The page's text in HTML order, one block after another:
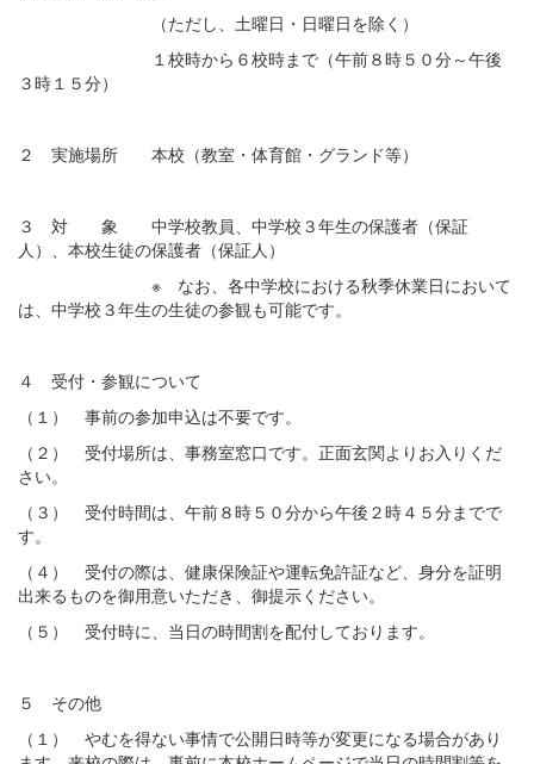
（ただし、土曜日・日曜日を除く）
１校時から６校時まで（午前８時５０分～午後
３時１５分）
２ 実施場所 本校（教室・体育館・グランド等）
３ 対 象 中学校教員、中学校３年生の保護者（保証
人）、本校生徒の保護者（保証人）
※ なお、各中学校における秋季休業日において
は、中学校３年生の生徒の参観も可能です。
４ 受付・参観について
（１） 事前の参加申込は不要です。
（２） 受付場所は、事務室窓口です。正面玄関よりお入りくだ
さい。
（３） 受付時間は、午前８時５０分から午後２時４５分までで
す。
（４） 受付の際は、健康保険証や運転免許証など、身分を証明
出来るものを御用意いただき、御提示ください。
（５） 受付時に、当日の時間割を配付しております。
５ その他
（１） やむを得ない事情で公開日時等が変更になる場合があり